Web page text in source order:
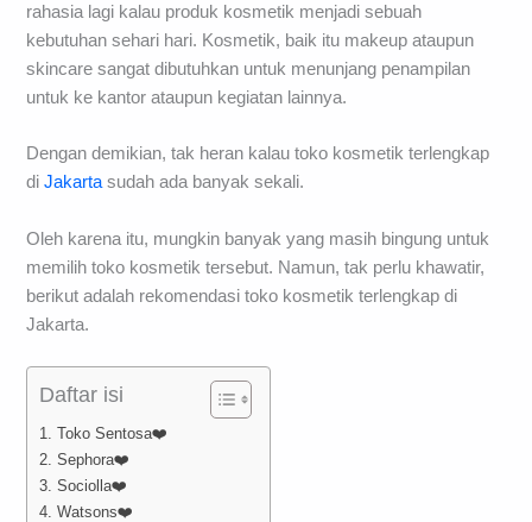
rahasia lagi kalau produk kosmetik menjadi sebuah
kebutuhan sehari hari. Kosmetik, baik itu makeup ataupun
skincare sangat dibutuhkan untuk menunjang penampilan
untuk ke kantor ataupun kegiatan lainnya.
Dengan demikian, tak heran kalau toko kosmetik terlengkap
diJakartasudah ada banyak sekali.
Oleh karena itu, mungkin banyak yang masih bingung untuk
memilih toko kosmetik tersebut. Namun, tak perlu khawatir,
berikut adalah rekomendasi toko kosmetik terlengkap di
Jakarta.
Daftar isi
1. Toko Sentosa❤️
2. Sephora❤️
3. Sociolla❤️
4. Watsons❤️